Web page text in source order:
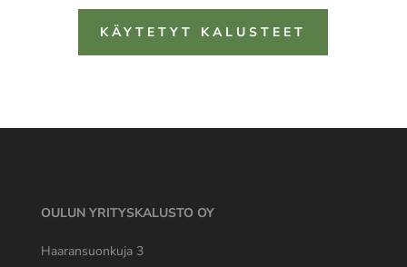
KÄYTETYT KALUSTEET
OULUN YRITYSKALUSTO OY
Haaransuonkuja 3